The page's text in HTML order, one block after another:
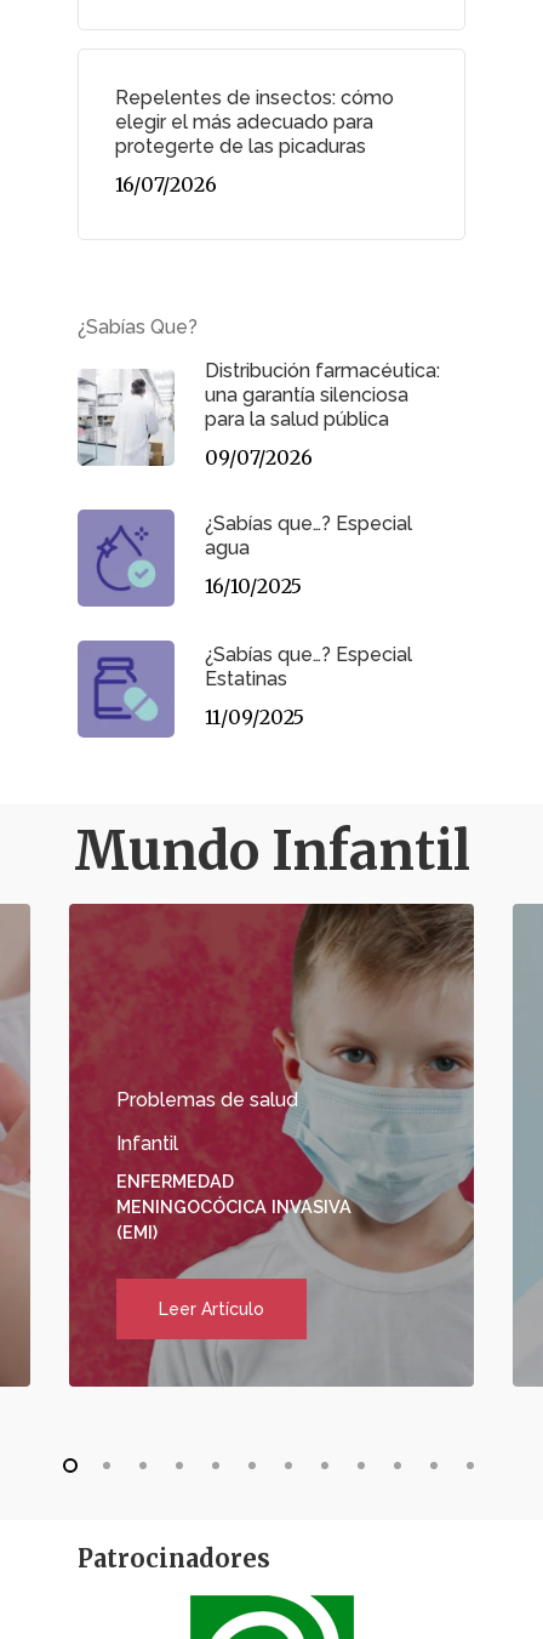
Repelentes de insectos: cómo
elegir el más adecuado para
protegerte de las picaduras
16/07/2026
¿Sabías Que?
Distribución farmacéutica:
una garantía silenciosa
para la salud pública
09/07/2026
¿Sabías que…? Especial
agua
16/10/2025
¿Sabías que…? Especial
Estatinas
11/09/2025
Mundo Infantil
Problemas de salud
Infantil
ENFERMEDAD
MENINGOCÓCICA INVASIVA
(EMI)
Leer Artículo
Patrocinadores